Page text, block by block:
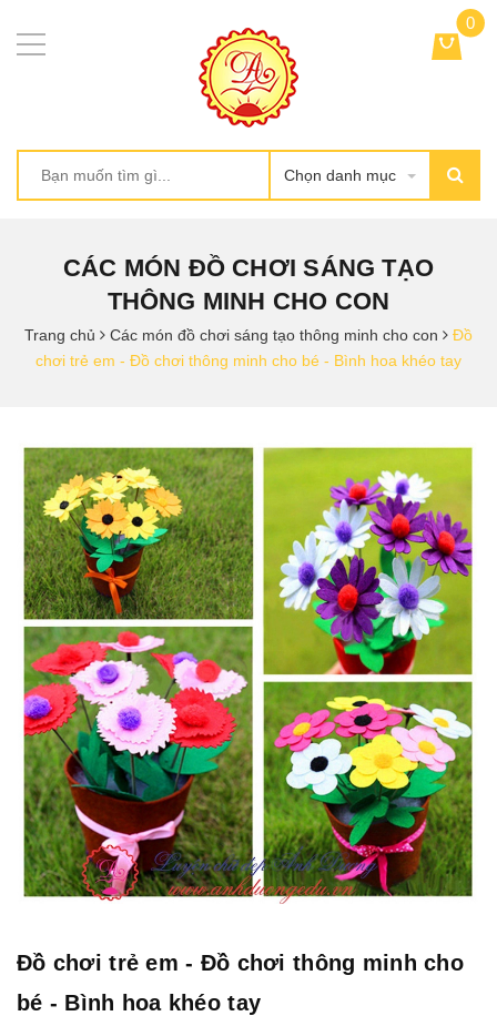
Chọn danh mục
0
CÁC MÓN ĐỒ CHƠI SÁNG TẠO
THÔNG MINH CHO CON
Trang chủ Các món đồ chơi sáng tạo thông minh cho con
Đồ
chơi trẻ em - Đồ chơi thông minh cho bé - Bình hoa khéo tay
Đồ chơi trẻ em - Đồ chơi thông minh cho
bé - Bình hoa khéo tay